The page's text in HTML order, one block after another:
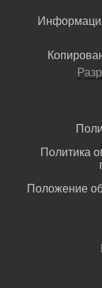
Политика
Положение